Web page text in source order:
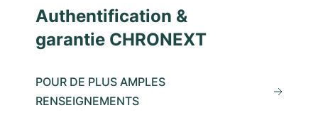
Authentification &
garantie CHRONEXT
POUR DE PLUS AMPLES
RENSEIGNEMENTS